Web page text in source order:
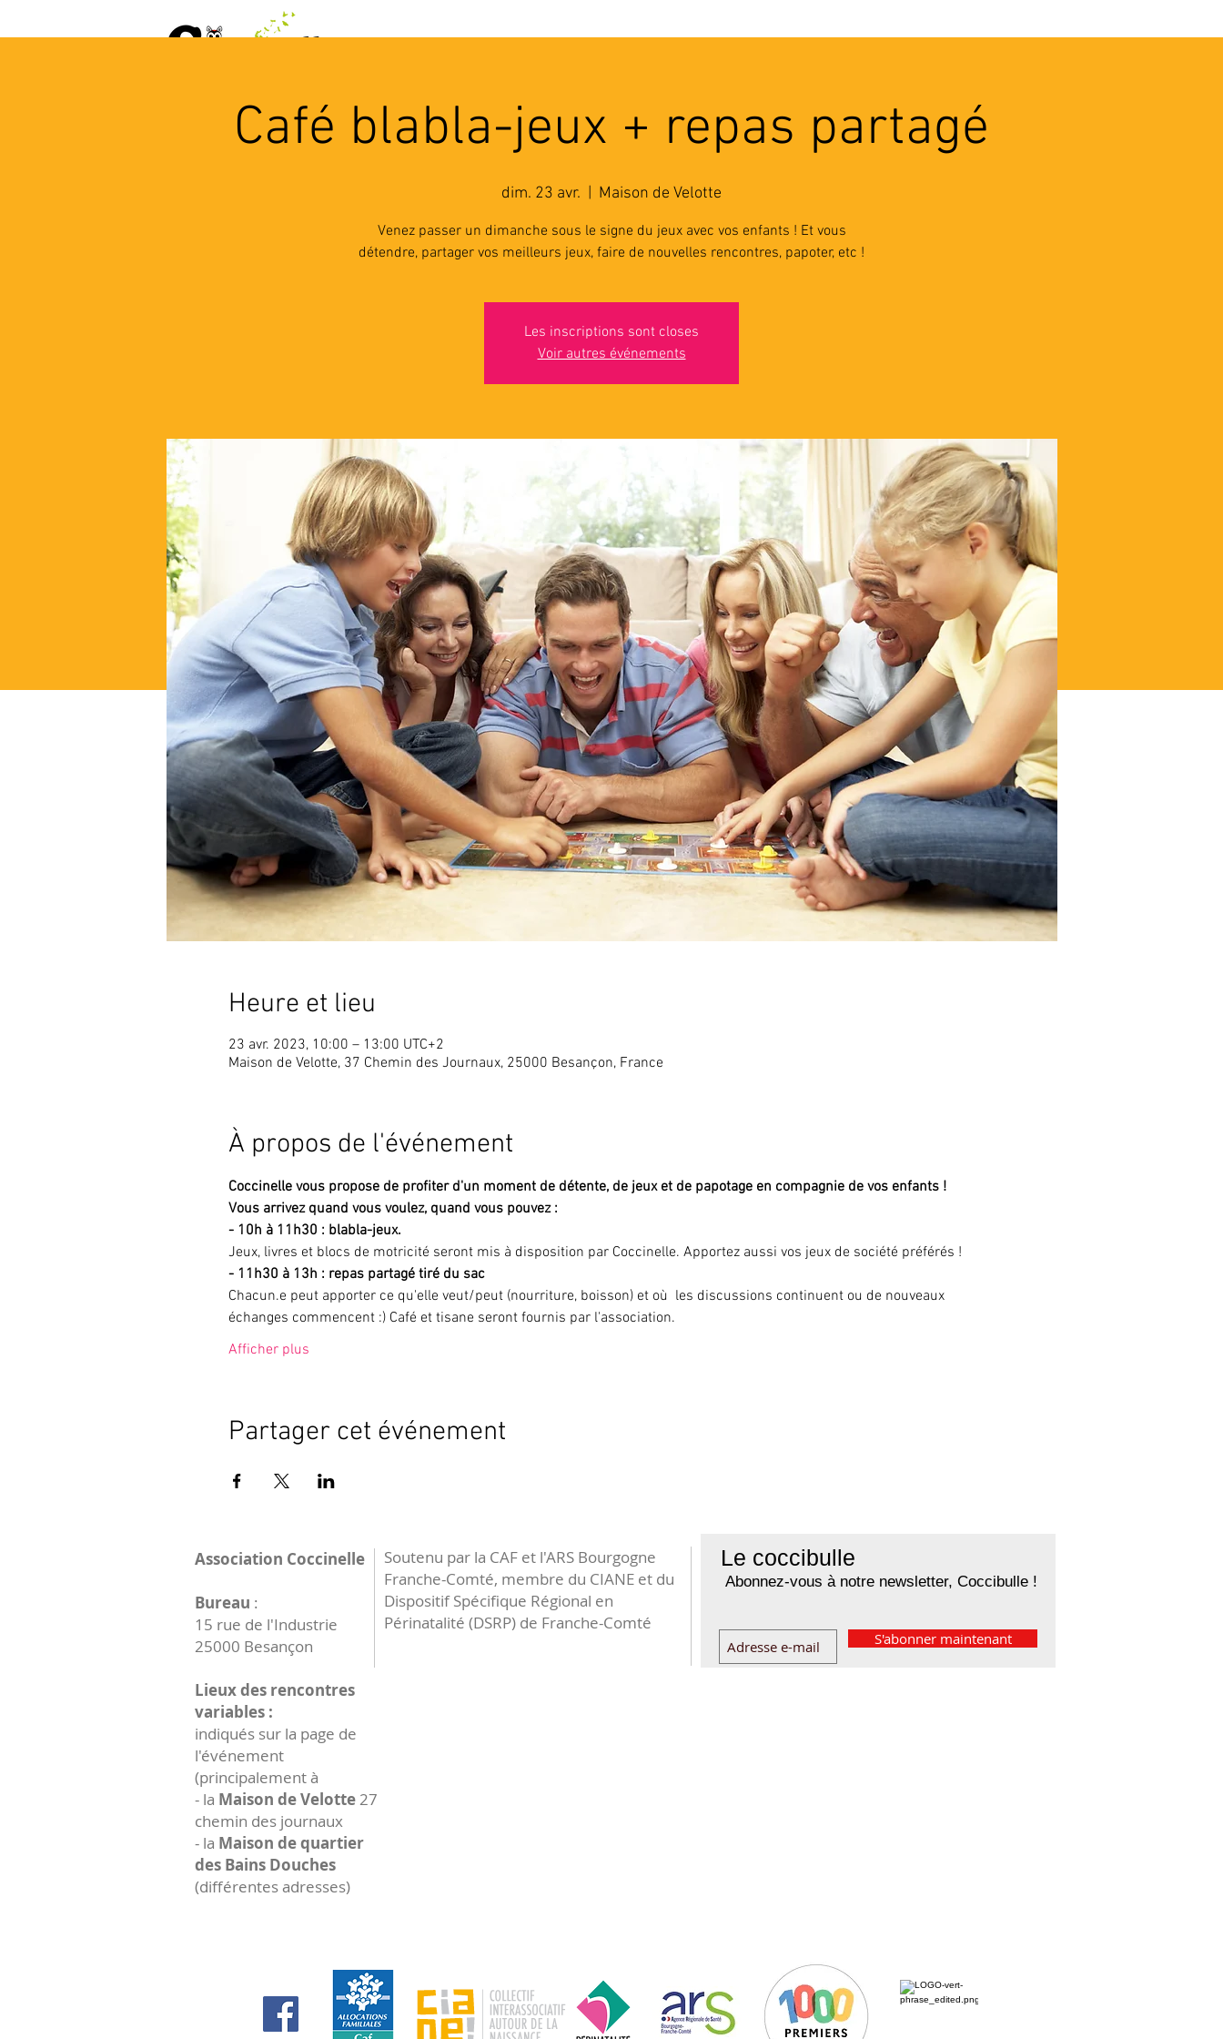
Café blabla-jeux + repas partagé
dim. 23 avr. Maison de Velotte
Venez passer un dimanche sous le signe du jeux avec vos enfants ! Et vous
détendre, partager vos meilleurs jeux, faire de nouvelles rencontres, papoter, etc !
Les inscriptions sont closes
Voir autres événements
Heure et lieu
23 avr. 2023, 10:00 – 13:00 UTC+2
Maison de Velotte, 37 Chemin des Journaux, 25000 Besançon, France
À propos de l'événement
Coccinelle vous propose de profiter d'un moment de détente, de jeux et de papotage en compagnie de vos enfants !
Vous arrivez quand vous voulez, quand vous pouvez :
- 10h à 11h30 : blabla-jeux.
Jeux, livres et blocs de motricité seront mis à disposition par Coccinelle. Apportez aussi vos jeux de société préférés !
- 11h30 à 13h : repas partagé tiré du sac
Chacun.e peut apporter ce qu'elle veut/peut (nourriture, boisson) et où  les discussions continuent ou de nouveaux
échanges commencent :) Café et tisane seront fournis par l'association.
Afficher plus
Partager cet événement
Le coccibulle
Abonnez-vous à notre newsletter, Coccibulle !
S'abonner maintenant
Association Coccinelle
Bureau :
15 rue de l'Industrie
25000 Besançon
Lieux des rencontres
variables :
indiqués sur la page de
l'événement
(principalement à
- la Maison de Velotte27
chemin des journaux
- la Maison de quartier
des Bains Douches
(différentes adresses)
Soutenu par la CAF et l'ARS Bourgogne
Franche-Comté, membre du CIANE et du
Dispositif Spécifique Régional en
Périnatalité (DSRP) de Franche-Comté